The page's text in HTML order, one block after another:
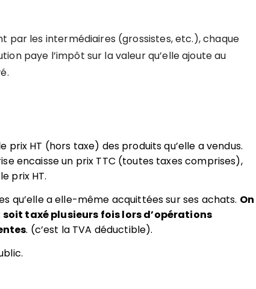
par les intermédiaires (grossistes, etc.), chaque
paye l’impôt sur la valeur qu’elle ajoute au
HT (hors taxe) des produits qu’elle a vendus.
encaisse un prix TTC (toutes taxes comprises),
prix HT.
qu’elle a elle-même acquittées sur ses achats. On
taxé plusieurs fois lors d’opérations
. (c’est la TVA déductible).